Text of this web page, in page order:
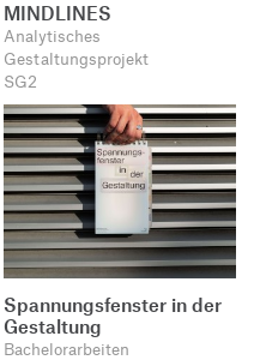
MINDLINES
Analytisches
Gestaltungsprojekt
SG2
Spannungsfenster in der
Gestaltung
Bachelorarbeiten